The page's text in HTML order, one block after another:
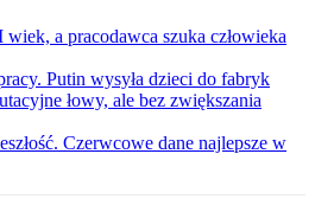
a pracodawca szuka człowieka
Putin wysyła dzieci do fabryk
łowy, ale bez zwiększania
Czerwcowe dane najlepsze w